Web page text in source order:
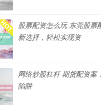
股票配资怎么玩 东莞股票
新选择，轻松实现资
网络炒股杠杆 期货配资案
陷阱